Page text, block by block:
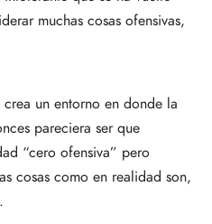
muchas cosas ofensivas,
un entorno en donde la
pareciera ser que
“cero ofensiva” pero
cosas como en realidad son,